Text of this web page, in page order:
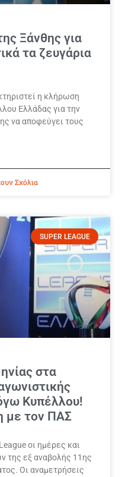
Ξάνθης για
τα ζευγάρια
η κλήρωση
Ελλάδας για την
να αποφεύγει τους
Σχόλια
SUPER LEAGUE
στα
Κυπέλλου!
με τον ΠΑΣ
οι ημέρες και
της εξ αναβολής 11ης
Οι αναμετρήσεις